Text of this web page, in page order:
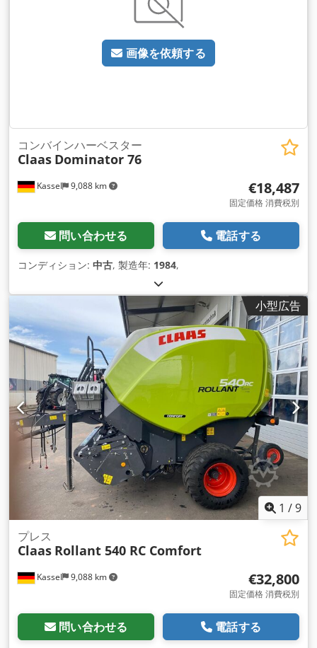
画像を依頼する
Kassel 9,088 km
コンバインハーベスター
Claas Dominator 76
€18,487
固定価格 消費税別
問い合わせる 電話する
コンディション: 中古, 製造年: 1984,
小型広告
1 /9
Kassel 9,088 km
プレス
Claas Rollant 540 RC Comfort
€32,800
固定価格 消費税別
問い合わせる 電話する